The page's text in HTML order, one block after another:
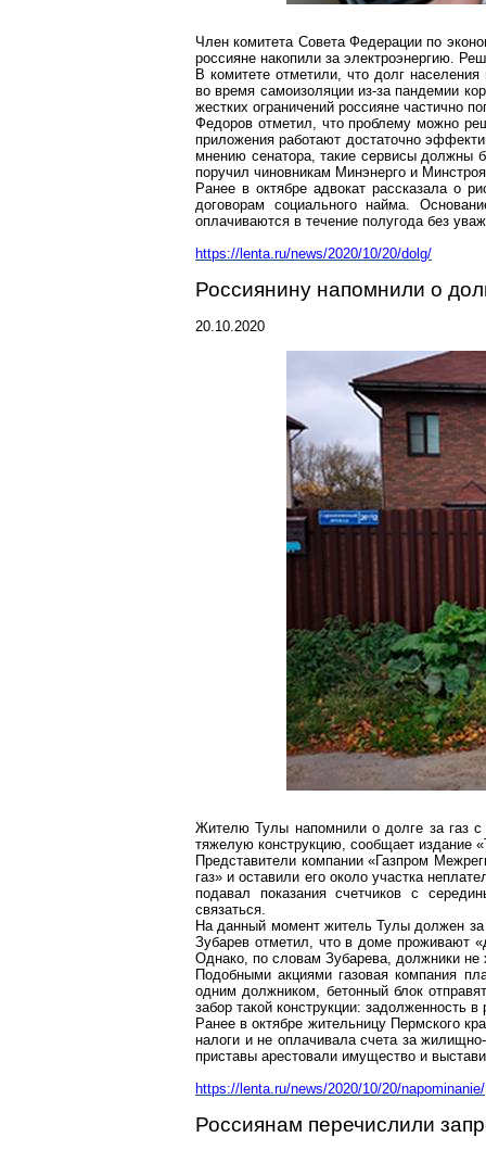
Член комитета Совета Федерациипо
россияне накопили за электроэнергию.
В комитете отметили, что долг
во время самоизоляции из-за пандемии
жестких ограничений россияне частично
Федоров отметил, что проблему можно
приложения работают достаточно
мнению сенатора, такие сервисы должны
поручил чиновникам Минэнерго и Минстроя
Ранее в октябре адвокат рассказала о
договорам социального найма.
оплачиваются в течение полугода без
https://lenta.ru/news/2020/10/20/dolg/
Россиянину напомнили о
20.10.2020
Жителю Тулы напомнили о долге за газ
тяжелую конструкцию, сообщает издание
Представители компании «Газпром
газ» и оставили его около участка
подавал показания счетчиков с
связаться.
На данный момент житель Тулы должен
Зубарев отметил, что в доме проживают
Однако, по словам Зубарева, должники не
Подобными акциями газовая компания
одним должником, бетонный блок
забор такой конструкции: задолженность
Ранее в октябре жительницу Пермского
налоги и не оплачивала счета за
приставы арестовали имущество и
https://lenta.ru/news/2020/10/20/napominanie/
Россиянам перечислили